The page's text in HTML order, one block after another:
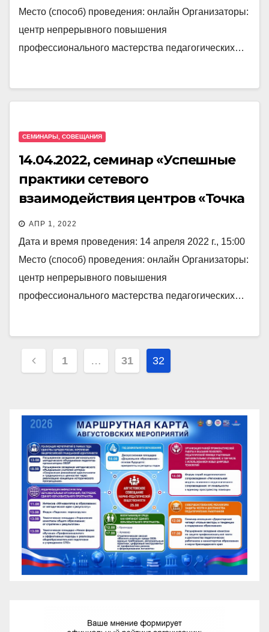
Место (способ) проведения: онлайн Организаторы:
центр непрерывного повышения
профессионального мастерства педагогических…
СЕМИНАРЫ, СОВЕЩАНИЯ
14.04.2022, семинар «Успешные
практики сетевого
взаимодействия центров «Точка
роста» и образовательных
организаций»
АПР 1, 2022
Дата и время проведения: 14 апреля 2022 г., 15:00
Место (способ) проведения: онлайн Организаторы:
центр непрерывного повышения
профессионального мастерства педагогических…
Пагинация
записей
1 … 31 32